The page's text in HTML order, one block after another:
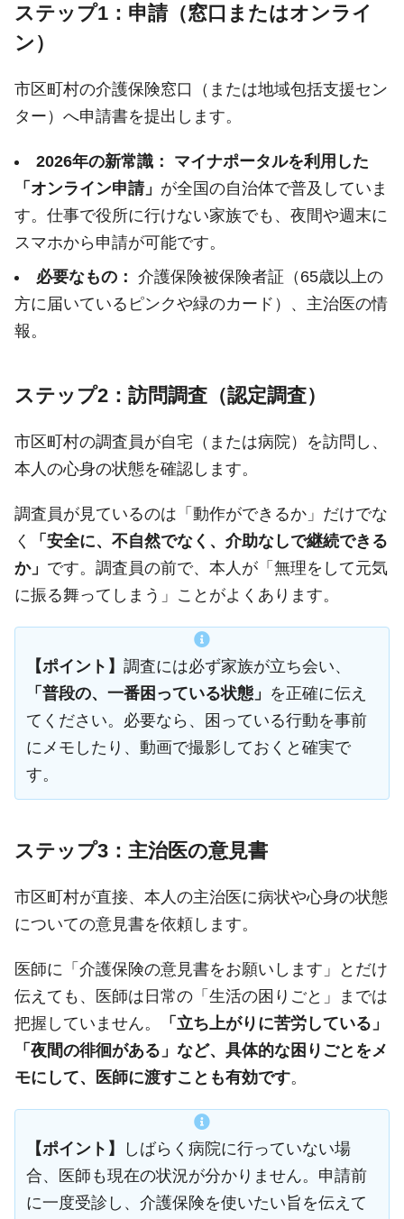
ステップ1：申請（窓口またはオンライ
ン）
市区町村の介護保険窓口（または地域包括支援セン
ター）へ申請書を提出します。
2026年の新常識：
マイナポータルを利用した
「オンライン申請」 が全国の自治体で普及していま
す。仕事で役所に行けない家族でも、夜間や週末に
スマホから申請が可能です。
必要なもの： 介護保険被保険者証（65歳以上の
方に届いているピンクや緑のカード）、主治医の情
報。
ステップ2：訪問調査（認定調査）
市区町村の調査員が自宅（または病院）を訪問し、
本人の心身の状態を確認します。
調査員が見ているのは「動作ができるか」だけでな
く
「安全に、不自然でなく、介助なしで継続できる
か」 です。調査員の前で、本人が「無理をして元気
に振る舞ってしまう」ことがよくあります。
【ポイント】 調査には必ず家族が立ち会い、
「普段の、一番困っている状態」 を正確に伝え
てください。必要なら、困っている行動を事前
にメモしたり、動画で撮影しておくと確実で
す。
ステップ3：主治医の意見書
市区町村が直接、本人の主治医に病状や心身の状態
についての意見書を依頼します。
医師に「介護保険の意見書をお願いします」とだけ
伝えても、医師は日常の「生活の困りごと」までは
把握していません。
「立ち上がりに苦労している」
「夜間の徘徊がある」など、具体的な困りごとをメ
モにして、医師に渡すことも有効です。
【ポイント】
しばらく病院に行っていない場
合、医師も現在の状況が分かりません。申請前
に一度受診し、介護保険を使いたい旨を伝えて